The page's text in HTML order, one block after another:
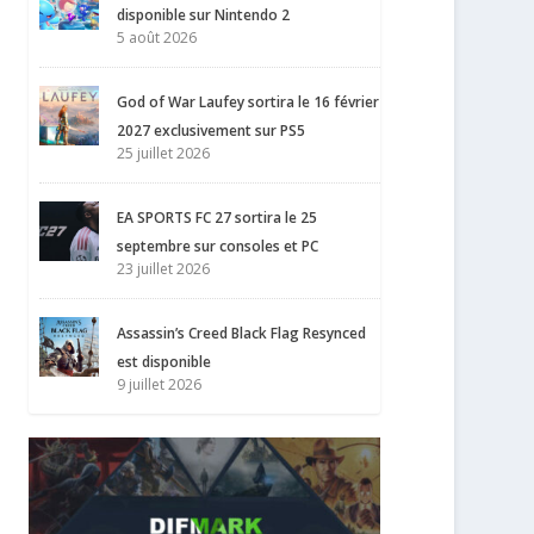
disponible sur Nintendo 2
5 août 2026
God of War Laufey sortira le 16 février
2027 exclusivement sur PS5
25 juillet 2026
EA SPORTS FC 27 sortira le 25
septembre sur consoles et PC
23 juillet 2026
Assassin’s Creed Black Flag Resynced
est disponible
9 juillet 2026